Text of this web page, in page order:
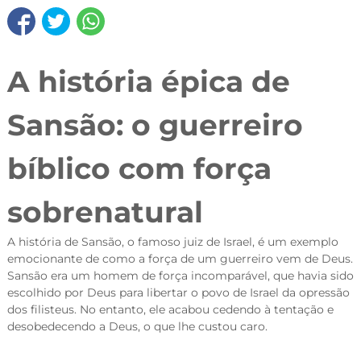
A história épica de
Sansão: o guerreiro
bíblico com força
sobrenatural
A história de Sansão, o famoso juiz de Israel, é um exemplo
emocionante de como a força de um guerreiro vem de Deus.
Sansão era um homem de força incomparável, que havia sido
escolhido por Deus para libertar o povo de Israel da opressão
dos filisteus. No entanto, ele acabou cedendo à tentação e
desobedecendo a Deus, o que lhe custou caro.